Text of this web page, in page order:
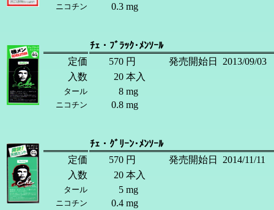
ニコチン 0.3 mg
ﾁｪ・ﾌﾞﾗｯｸ･ﾒﾝｿｰﾙ
定価
570 円 発売開始日
2013/09/03
入数
20 本入
タール 8 mg
ニコチン 0.8 mg
ﾁｪ・ｸﾞﾘｰﾝ･ﾒﾝｿｰﾙ
定価
570 円 発売開始日
2014/11/11
入数
20 本入
タール 5 mg
ニコチン 0.4 mg